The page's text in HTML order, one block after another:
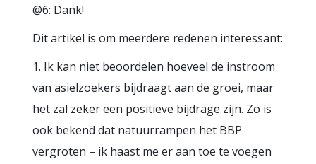
@6: Dank!
Dit artikel is om meerdere redenen interessant:
1. Ik kan niet beoordelen hoeveel de instroom
van asielzoekers bijdraagt aan de groei, maar
het zal zeker een positieve bijdrage zijn. Zo is
ook bekend dat natuurrampen het BBP
vergroten – ik haast me er aan toe te voegen